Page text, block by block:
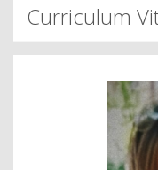
Curriculum